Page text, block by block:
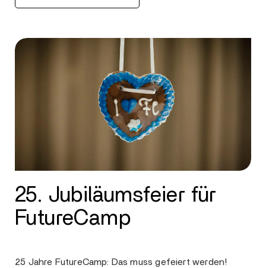
25. Jubiläumsfeier für
FutureCamp
25 Jahre FutureCamp: Das muss gefeiert werden!